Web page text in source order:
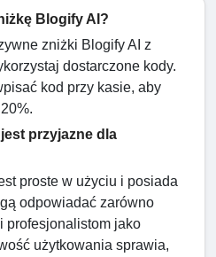
Blogify AI?
zniżki Blogify AI z
dostarczone kody.
kod przy kasie, aby
przyjazne dla
proste w użyciu i posiada
odpowiadać zarówno
profesjonalistom jako
użytkowania sprawia,